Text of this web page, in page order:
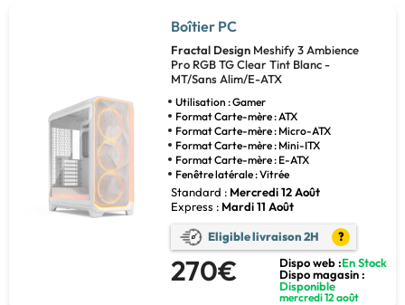
Boîtier PC
Fractal Design Meshify 3 Ambience
Pro RGB TG Clear Tint Blanc -
MT/Sans Alim/E-ATX
Utilisation : Gamer
Format Carte-mère : ATX
Format Carte-mère : Micro-ATX
Format Carte-mère : Mini-ITX
Format Carte-mère : E-ATX
Fenêtre latérale : Vitrée
Standard : Mercredi 12 Août
Express : Mardi 11 Août
Eligible livraison 2H ?
270€ Dispo web :En Stock
Dispo magasin :
Disponible
mercredi 12 août